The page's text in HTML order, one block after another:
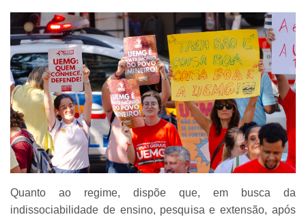
Quanto ao regime, dispõe que, em busca da
indissociabilidade de ensino, pesquisa e extensão, após